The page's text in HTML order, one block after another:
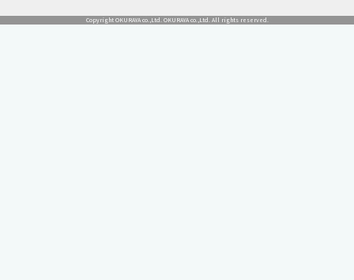
Copyright OKURAYA co.,Ltd. OKURAYA co.,Ltd. All rights reserved.